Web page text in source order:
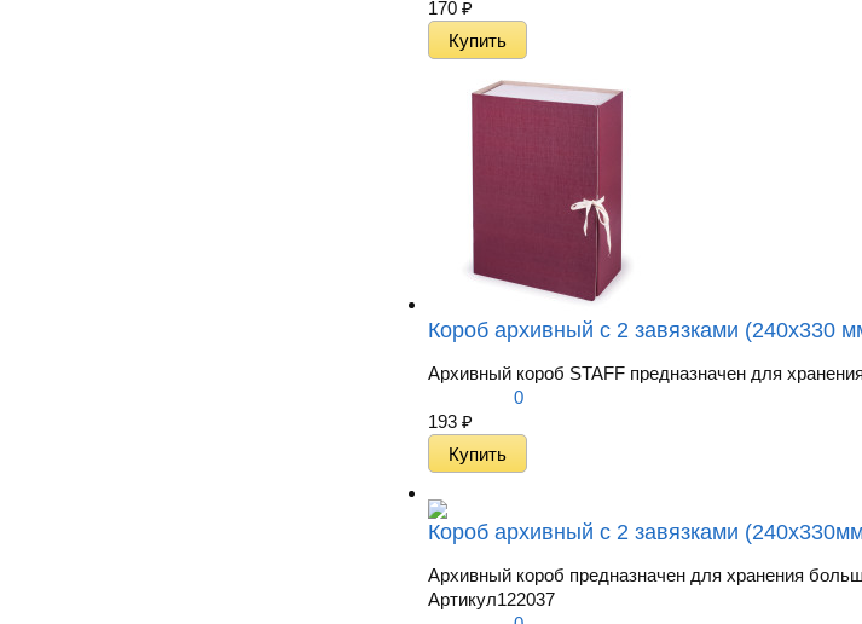
170 ₽
Короб архивный с 2 завязками (240х330
Архивный короб STAFF предназначен для
0
193 ₽
Короб архивный с 2 завязками
Архивный короб предназначен для хранения
Артикул122037